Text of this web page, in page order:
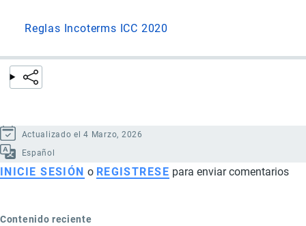
Reglas Incoterms ICC 2020
Actualizado el 4 Marzo, 2026
Español
INICIE SESIÓN o REGISTRESE para enviar comentarios
Contenido reciente